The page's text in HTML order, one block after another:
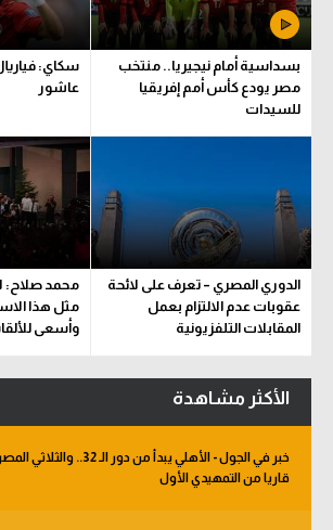
بسداسية أمام نيجيريا.. منتخب
مصر يودع كأس أمم إفريقيا
للسيدات
سكاي:
عاشور
الدوري المصري – تعرف على لائحة
عقوبات عدم الالتزام بعمل
المقابلات التلفزيونية
محمد صلاح:
مثل هذا
وأسعى
الأكثر مشاهدة
خبر في الجول - الأهلي يبدأ من دور
قاريا من التمهيدي الأول